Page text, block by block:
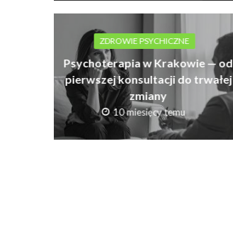
ZDROWIE PSYCHICZNE
Psychoterapia w Krakowie — od
pierwszej konsultacji do trwałej
zmiany
10 miesięcy temu